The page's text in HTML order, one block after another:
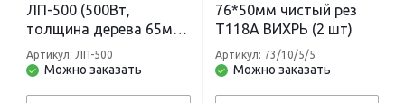
ЛП-500 (500Вт,
толщина дерева 65мм)
Профессионал ЗУБР
Можно заказать
Артикул: ЛП-500
76*50мм чистый рез
Т118А ВИХРЬ (2 шт)
Можно заказать
Артикул: 73/10/5/5